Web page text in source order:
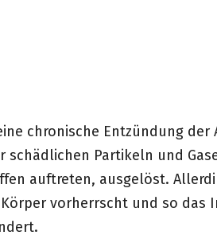
chronische Entzündung der
Partikeln und
auftreten, ausgelöst.
vorherrscht und so das